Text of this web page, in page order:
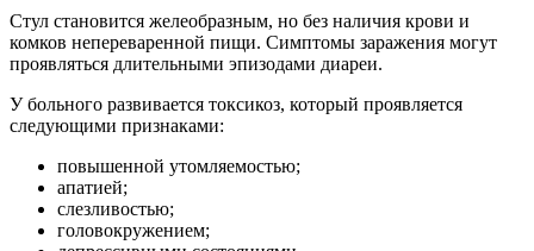
Стул становится желеобразным, но без наличия крови и
комков непереваренной пищи. Симптомы заражения могут
проявляться длительными эпизодами диареи.
У больного развивается токсикоз, который проявляется
следующими признаками:
повышенной утомляемостью;
апатией;
слезливостью;
головокружением;